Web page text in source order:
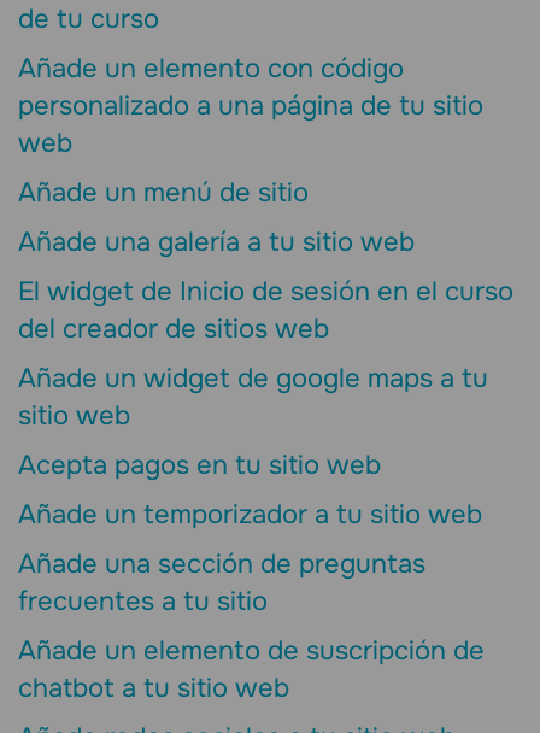
de tu curso
Añade un elemento con código
personalizado a una página de tu sitio
web
Añade un menú de sitio
Añade una galería a tu sitio web
El widget de Inicio de sesión en el curso
del creador de sitios web
Añade un widget de google maps a tu
sitio web
Acepta pagos en tu sitio web
Añade un temporizador a tu sitio web
Añade una sección de preguntas
frecuentes a tu sitio
Añade un elemento de suscripción de
chatbot a tu sitio web